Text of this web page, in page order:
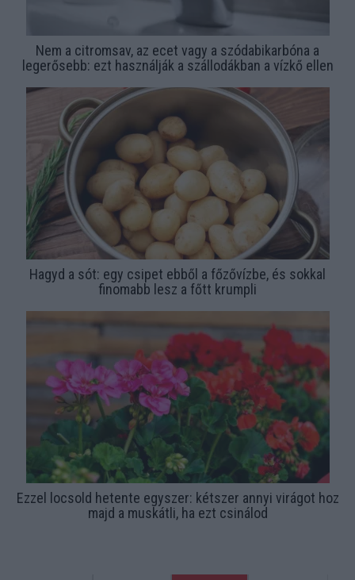
Nem a citromsav, az ecet vagy a szódabikarbóna a
legerősebb: ezt használják a szállodákban a vízkő ellen
Hagyd a sót: egy csipet ebből a főzővízbe, és sokkal
finomabb lesz a főtt krumpli
Ezzel locsold hetente egyszer: kétszer annyi virágot hoz
majd a muskátli, ha ezt csinálod